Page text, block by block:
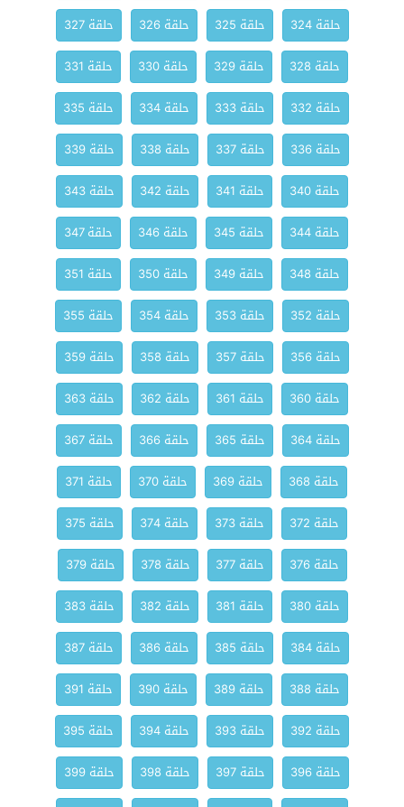
حلقة 324
حلقة 325 حلقة 326
حلقة 327
حلقة 328
حلقة 329 حلقة 330
حلقة 331
حلقة 332
حلقة 333 حلقة 334
حلقة 335
حلقة 336
حلقة 337 حلقة 338
حلقة 339
حلقة 340
حلقة 341 حلقة 342
حلقة 343
حلقة 344
حلقة 345 حلقة 346
حلقة 347
حلقة 348
حلقة 349 حلقة 350
حلقة 351
حلقة 352
حلقة 353 حلقة 354
حلقة 355
حلقة 356
حلقة 357 حلقة 358
حلقة 359
حلقة 360
حلقة 361 حلقة 362
حلقة 363
حلقة 364
حلقة 365 حلقة 366
حلقة 367
حلقة 368
حلقة 369 حلقة 370
حلقة 371
حلقة 372
حلقة 373 حلقة 374
حلقة 375
حلقة 376
حلقة 377 حلقة 378
حلقة 379
حلقة 380
حلقة 381 حلقة 382
حلقة 383
حلقة 384
حلقة 385 حلقة 386
حلقة 387
حلقة 388
حلقة 389 حلقة 390
حلقة 391
حلقة 392
حلقة 393 حلقة 394
حلقة 395
حلقة 396
حلقة 397 حلقة 398
حلقة 399